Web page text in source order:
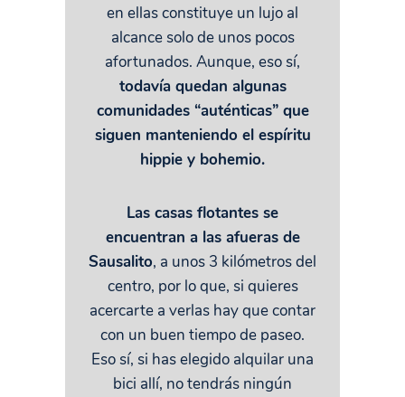
en ellas constituye un lujo al
alcance solo de unos pocos
afortunados. Aunque, eso sí,
todavía quedan algunas
comunidades “auténticas” que
siguen manteniendo el espíritu
hippie y bohemio.
Las casas flotantes se
encuentran a las afueras de
Sausalito, a unos 3 kilómetros del
centro, por lo que, si quieres
acercarte a verlas hay que contar
con un buen tiempo de paseo.
Eso sí, si has elegido alquilar una
bici allí, no tendrás ningún